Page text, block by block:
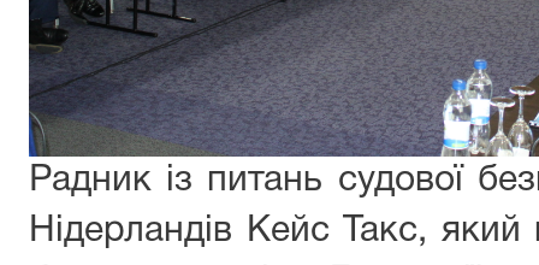
Радник із питань судової
Нідерландів Кейс Такс, який